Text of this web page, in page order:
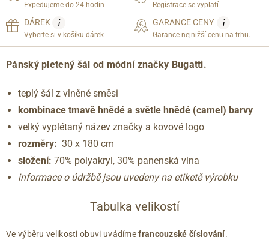
Expedujeme do 24 hodin Registrace se vyplatí
DÁREK i
Vyberte si v košíku dárek
GARANCE CENY i
Garance nejnižší cenu na trhu.
Pánský pletený šál od módní značky Bugatti.
teplý šál z vlněné směsi
kombinace tmavě hnědé a světle hnědé (camel) barvy
velký vyplétaný název značky a kovové logo
rozměry: 30 x 180 cm
složení: 70% polyakryl, 30% panenská vlna
informace o údržbě jsou uvedeny na etiketě výrobku
Tabulka velikostí
Ve výběru velikosti obuvi uvádímefrancouzské číslování.